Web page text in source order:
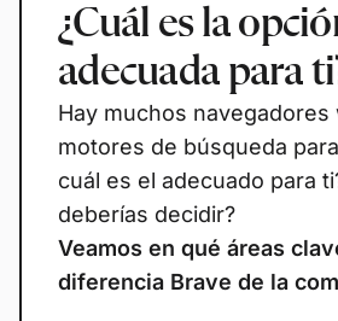
¿Cuál es la
adecuada para
Hay muchos navegadores
motores de búsqueda
cuál es el adecuado para
deberías decidir?
Veamos en qué áreas
diferencia Brave de la